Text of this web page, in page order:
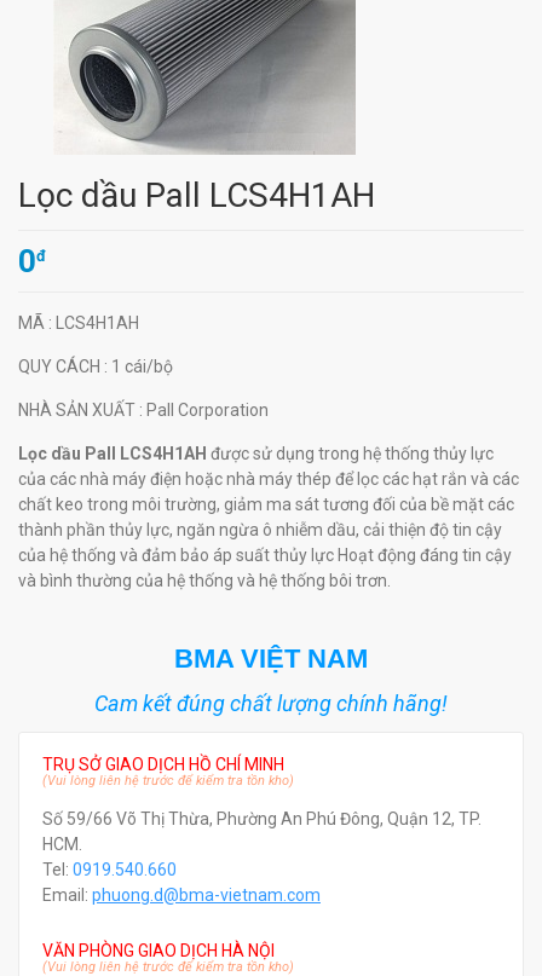
Lọc dầu Pall LCS4H1AH
0đ
MÃ : LCS4H1AH
QUY CÁCH : 1 cái/bộ
NHÀ SẢN XUẤT : Pall Corporation
Lọc dầu Pall LCS4H1AH được sử dụng trong hệ thống thủy lực
của các nhà máy điện hoặc nhà máy thép để lọc các hạt rắn và các
chất keo trong môi trường, giảm ma sát tương đối của bề mặt các
thành phần thủy lực, ngăn ngừa ô nhiễm dầu, cải thiện độ tin cậy
của hệ thống và đảm bảo áp suất thủy lực Hoạt động đáng tin cậy
và bình thường của hệ thống và hệ thống bôi trơn.
BMA VIỆT NAM
Cam kết đúng chất lượng chính hãng!
TRỤ SỞ GIAO DỊCH HỒ CHÍ MINH
(Vui lòng liên hệ trước để kiểm tra tồn kho)
Số 59/66 Võ Thị Thừa, Phường An Phú Đông, Quận 12, TP.
HCM.
Tel: 0919.540.660
Email: phuong.d@bma-vietnam.com
VĂN PHÒNG GIAO DỊCH HÀ NỘI
(Vui lòng liên hệ trước để kiểm tra tồn kho)